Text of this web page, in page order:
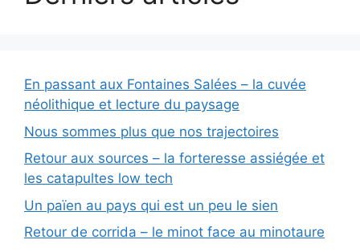
En passant aux Fontaines Salées – la cuvée
néolithique et lecture du paysage
Nous sommes plus que nos trajectoires
Retour aux sources – la forteresse assiégée et
les catapultes low tech
Un païen au pays qui est un peu le sien
Retour de corrida – le minot face au minotaure